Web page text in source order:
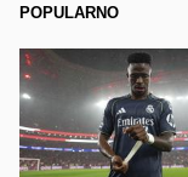
POPULARNO